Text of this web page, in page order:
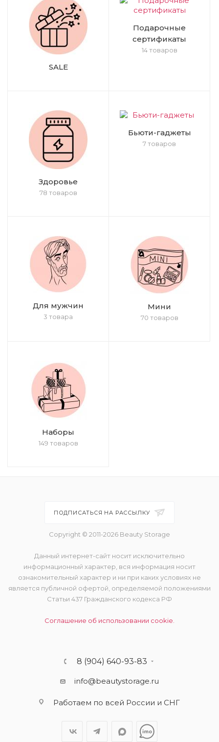
SALE
Подарочные
сертификаты
14 товаров
Здоровье
78 товаров
Бьюти-гаджеты
7 товаров
Для мужчин
3 товара
Мини
70 товаров
Наборы
149 товаров
ПОДПИСАТЬСЯ НА РАССЫЛКУ
Copyright © 2011-2026 Beauty Storage
Данный интернет-сайт носит исключительно
информационный характер, вся информация носит
ознакомительный характер и ни при каких условиях не
является публичной офертой, определяемой положениями
Статьи 437 Гражданского кодекса РФ
Соглашение об использовании cookie.
8 (904) 640-93-83
info@beautystorage.ru
Работаем по всей России и СНГ